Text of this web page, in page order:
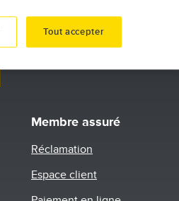
Membre assuré
Réclamation
Espace client
Tout accepter